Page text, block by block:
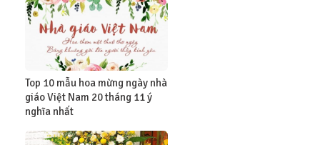
Top 10 mẫu hoa mừng ngày nhà
giáo Việt Nam 20 tháng 11 ý
nghĩa nhất